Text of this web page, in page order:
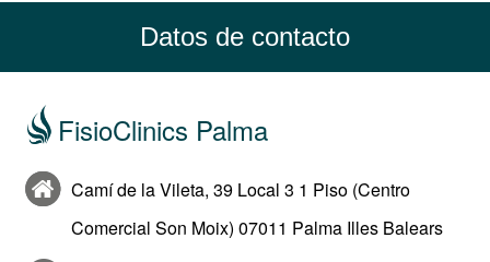
Datos de contacto
FisioClinics Palma
Camí de la Vileta, 39 Local 3 1 Piso (Centro
Comercial Son Moix) 07011 Palma Illes Balears